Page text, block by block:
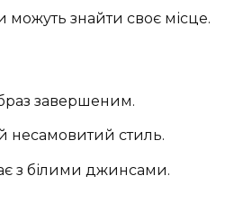
можуть знайти своє місце.
завершеним.
несамовитий стиль.
з білими джинсами.